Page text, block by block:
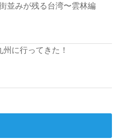
並みが残る台湾〜雲林編
に行ってきた！